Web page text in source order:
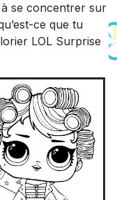
se concentrer sur
ce que tu
LOL Surprise